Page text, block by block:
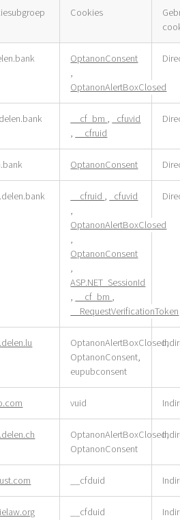
Cookies
OptanonConsent
,
OptanonAlertBoxClosed
__cf_bm , _cfuvid
,
__cfruid
OptanonConsent
__cfruid , _cfuvid
,
OptanonAlertBoxClosed
,
OptanonConsent
,
ASP.NET_SessionId
,
__cf_bm ,
__RequestVerificationToken
OptanonAlertBoxClosed,
OptanonConsent,
eupubconsent
vuid
OptanonAlertBoxClosed,
OptanonConsent
__cfduid
__cfduid